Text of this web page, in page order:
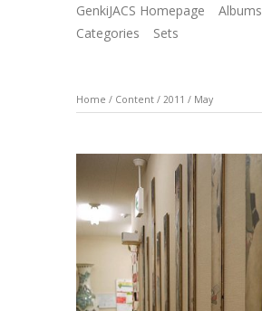
GenkiJACS Homepage Albums
Categories
Sets
Home / Content / 2011 / May